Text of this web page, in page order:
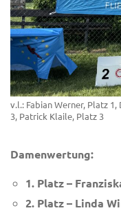
v.l.: Fabian Werner, Platz
3, Patrick Klaile, Platz 3
Damenwertung:
1. Platz –
2. Platz – Linda